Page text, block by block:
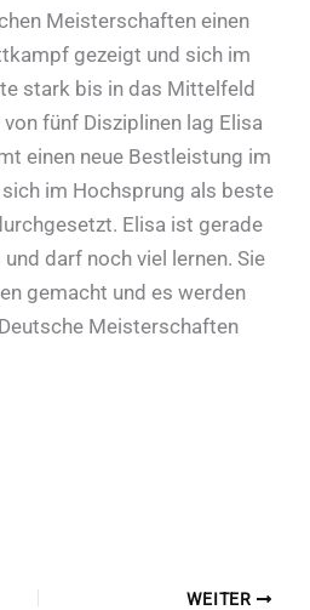
Meisterschaften einen
gezeigt und sich im
stark bis in das Mittelfeld
fünf Disziplinen lag Elisa
einen neue Bestleistung im
im Hochsprung als beste
Elisa ist gerade
darf noch viel lernen. Sie
gemacht und es werden
Meisterschaften
WEITER